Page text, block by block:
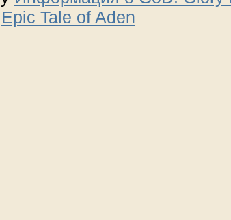
Epic Tale of Aden